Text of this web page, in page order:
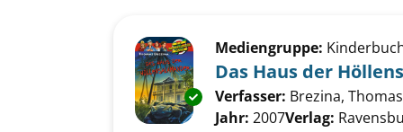
Exemplar-Details von Das
Mediengruppe:
Das Haus der
Verfasser: Brezina, Thomas
Jahr: 2007Verlag: